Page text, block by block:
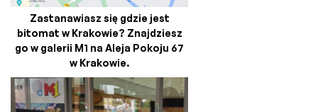
Zastanawiasz się gdzie jest
bitomat w Krakowie? Znajdziesz
go w galerii M1 na Aleja Pokoju 67
w Krakowie.